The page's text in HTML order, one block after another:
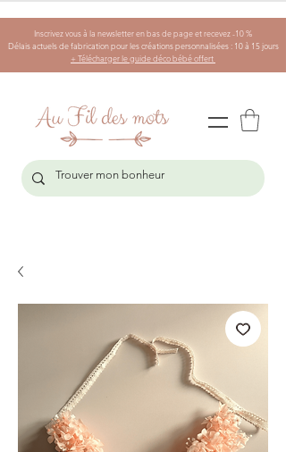
Inscrivez vous à la newsletter en bas de page et recevez -10 %
Délais actuels de fabrication pour les créations personnalisées : 10 à 15 jours
+ Télécharger le guide déco bébé offert